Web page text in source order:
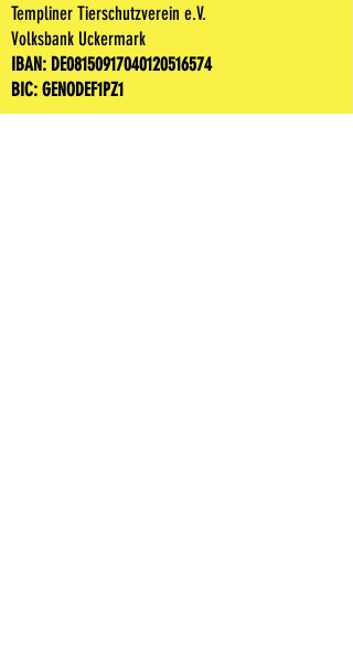
Templiner Tierschutzverein e.V.
Volksbank Uckermark
IBAN: DE08150917040120516574
BIC: GENODEF1PZ1